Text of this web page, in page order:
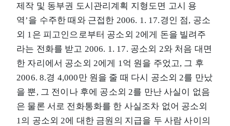
제작 및 동부권 도시관리계획 지형도면 고시 용
역’을 수주한 때와 근접한 2006. 1. 17.경인 점, 공소
외 1은 피고인으로부터 공소외 2에게 돈을 빌려주
라는 전화를 받고 2006. 1. 17. 공소외 2와 처음 대면
한 자리에서 공소외 2에게 1억 원을 주었고, 그 후
2006. 8.경 4,000만 원을 줄 때 다시 공소외 2를 만났
을 뿐, 그 전이나 후에 공소외 2를 만난 사실이 없음
은 물론 서로 전화통화를 한 사실조차 없어 공소외
1의 공소외 2에 대한 금원의 지급을 두 사람 사이의